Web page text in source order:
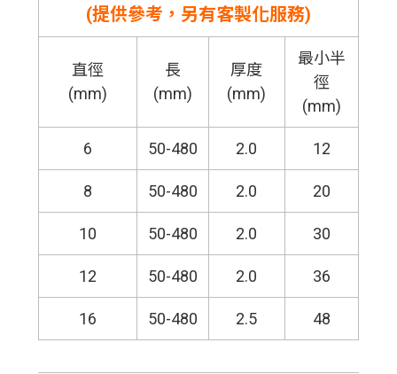
(提供參考，另有客製化服務)
直徑
(mm)
長
(mm)
厚度
(mm)
最小半
徑
(mm)
6 50-480 2.0 12
8 50-480 2.0 20
10 50-480 2.0 30
12 50-480 2.0 36
16 50-480 2.5 48